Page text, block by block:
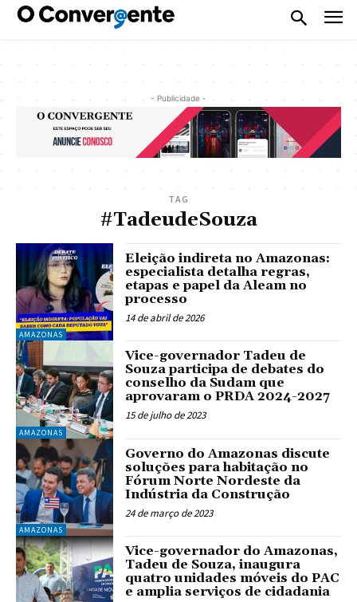
- Publicidade -
TAG
#TadeudeSouza
AMAZONAS
Eleição indireta no Amazonas:
especialista detalha regras,
etapas e papel da Aleam no
processo
14 de abril de 2026
AMAZONAS
Vice-governador Tadeu de
Souza participa de debates do
conselho da Sudam que
aprovaram o PRDA 2024-2027
15 de julho de 2023
AMAZONAS
Governo do Amazonas discute
soluções para habitação no
Fórum Norte Nordeste da
Indústria da Construção
24 de março de 2023
Vice-governador do Amazonas,
Tadeu de Souza, inaugura
quatro unidades móveis do PAC
e amplia serviços de cidadania